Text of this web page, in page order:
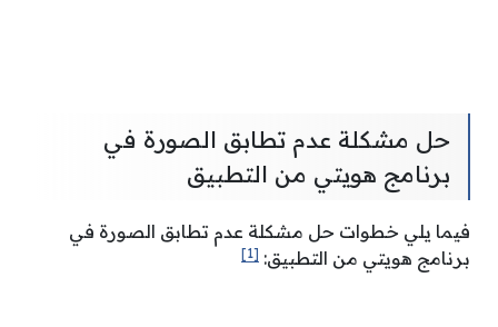
حل مشكلة عدم تطابق الصورة في
برنامج هويتي من التطبيق
فيما يلي خطوات حل مشكلة عدم تطابق الصورة في
برنامج هويتي من التطبيق: [1]